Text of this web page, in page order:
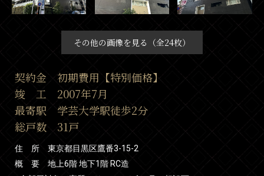
その他の画像を見る（全24枚）
契約金 初期費用【特別価格】
竣 工 2007年7月
最寄駅 学芸大学駅徒歩2分
総戸数 31戸
住 所 東京都目黒区鷹番3-15-2
概 要 地上6階 地下1階 RC造